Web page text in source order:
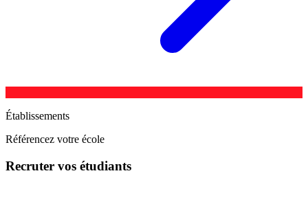
Établissements
Référencez votre école
Recruter vos étudiants